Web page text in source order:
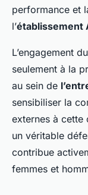
performance et
l’établissement
L’engagement
seulement à la
au sein de
sensibiliser la
externes à cette
un véritable
contribue
femmes et